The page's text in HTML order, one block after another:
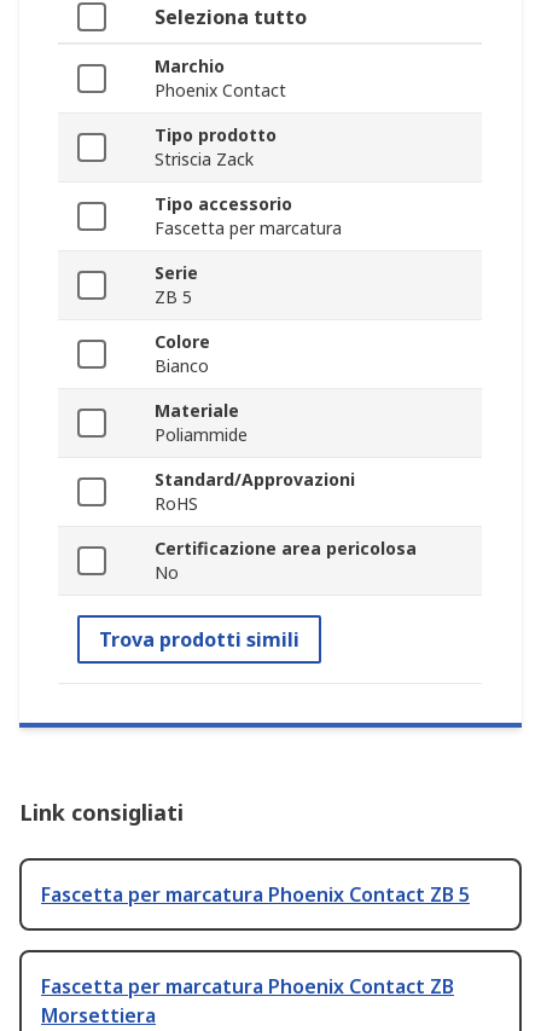
Seleziona tutto
Marchio
Phoenix Contact
Tipo prodotto
Striscia Zack
Tipo accessorio
Fascetta per marcatura
Serie
ZB 5
Colore
Bianco
Materiale
Poliammide
Standard/Approvazioni
RoHS
Certificazione area pericolosa
No
Trova prodotti simili
Link consigliati
Fascetta per marcatura Phoenix Contact ZB 5
Fascetta per marcatura Phoenix Contact ZB
Morsettiera